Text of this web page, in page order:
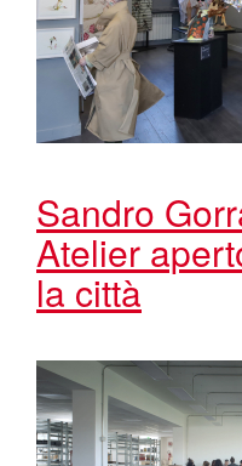
Sandro
Atelier
la città